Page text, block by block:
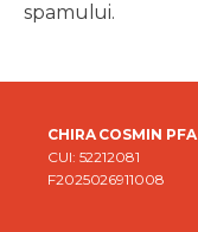
spamului.
CHIRA COSMIN PFA
CUI: 52212081
F2025026911008